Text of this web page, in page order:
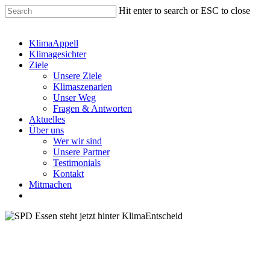
Hit enter to search or ESC to close
KlimaAppell
Klimagesichter
Ziele
Unsere Ziele
Klimaszenarien
Unser Weg
Fragen & Antworten
Aktuelles
Über uns
Wer wir sind
Unsere Partner
Testimonials
Kontakt
Mitmachen